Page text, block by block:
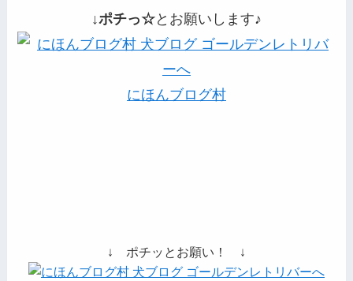
↓ポチっ☆とお願いします♪
にほんブログ村
↓ ポチッとお願い！ ↓